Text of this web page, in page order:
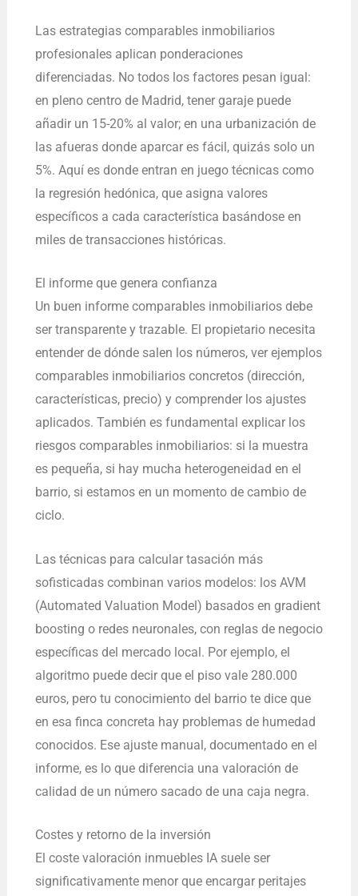
Las estrategias comparables inmobiliarios
profesionales aplican ponderaciones
diferenciadas. No todos los factores pesan igual:
en pleno centro de Madrid, tener garaje puede
añadir un 15-20% al valor; en una urbanización de
las afueras donde aparcar es fácil, quizás solo un
5%. Aquí es donde entran en juego técnicas como
la regresión hedónica, que asigna valores
específicos a cada característica basándose en
miles de transacciones históricas.
El informe que genera confianza
Un buen informe comparables inmobiliarios debe
ser transparente y trazable. El propietario necesita
entender de dónde salen los números, ver ejemplos
comparables inmobiliarios concretos (dirección,
características, precio) y comprender los ajustes
aplicados. También es fundamental explicar los
riesgos comparables inmobiliarios: si la muestra
es pequeña, si hay mucha heterogeneidad en el
barrio, si estamos en un momento de cambio de
ciclo.
Las técnicas para calcular tasación más
sofisticadas combinan varios modelos: los AVM
(Automated Valuation Model) basados en gradient
boosting o redes neuronales, con reglas de negocio
específicas del mercado local. Por ejemplo, el
algoritmo puede decir que el piso vale 280.000
euros, pero tu conocimiento del barrio te dice que
en esa finca concreta hay problemas de humedad
conocidos. Ese ajuste manual, documentado en el
informe, es lo que diferencia una valoración de
calidad de un número sacado de una caja negra.
Costes y retorno de la inversión
El coste valoración inmuebles IA suele ser
significativamente menor que encargar peritajes